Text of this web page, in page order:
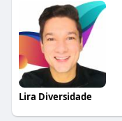
Lira Diversidade